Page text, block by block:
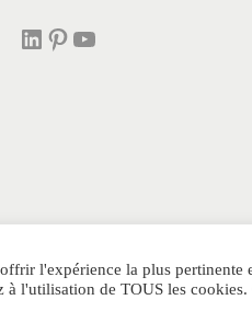
l'expérience la plus pertinente
l'utilisation de TOUS les